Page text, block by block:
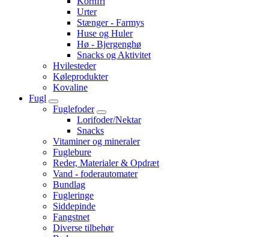
Urter
Stænger - Farmys
Huse og Huler
Hø - Bjergenghø
Snacks og Aktivitet
Hvilesteder
Køleprodukter
Kovaline
Fugl
Fuglefoder
Lorifoder/Nektar
Snacks
Vitaminer og mineraler
Fuglebure
Reder, Materialer & Opdræt
Vand - foderautomater
Bundlag
Fugleringe
Siddepinde
Fangstnet
Diverse tilbehør